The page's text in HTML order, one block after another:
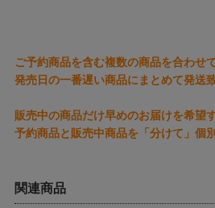
ご予約商品を含む複数の商品を合わせ
発売日の一番遅い商品にまとめて発送
販売中の商品だけ早めのお届けを希望
予約商品と販売中商品を「分けて」個
関連商品